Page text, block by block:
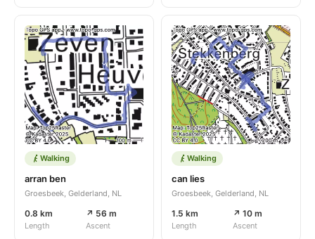
Walking
arran ben
Groesbeek, Gelderland, NL
0.8 km
Length
↗ 56 m
Ascent
Walking
can lies
Groesbeek, Gelderland, NL
1.5 km
Length
↗ 10 m
Ascent